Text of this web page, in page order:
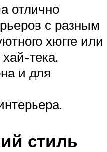
отлично
с разным
хюгге или
хай-тека.
и для
стиль